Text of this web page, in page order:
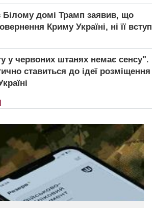
Білому домі Трамп заявив, що
Криму Україні, ні її вступ
у червоних штанях немає сенсу".
ставиться до ідеї розміщення